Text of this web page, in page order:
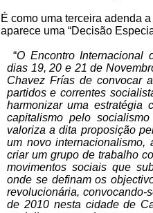
É como uma terceira adenda
aparece uma “Decisão
“O Encontro Internacional
dias 19, 20 e 21 de
Chavez Frías de convocar
partidos e correntes
harmonizar uma estratégia
capitalismo pelo
valoriza a dita proposição
um novo internacionalismo,
criar um grupo de trabalho
movimentos sociais que
onde se definam os
revolucionária, convocando-
de 2010 nesta cidade de